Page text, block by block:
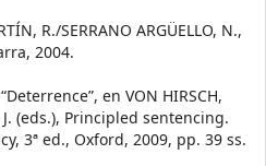
R./SERRANO ARGÜELLO, N.,
2004.
en VON HIRSCH,
J. (eds.), Principled sentencing.
3ª ed., Oxford, 2009, pp. 39 ss.